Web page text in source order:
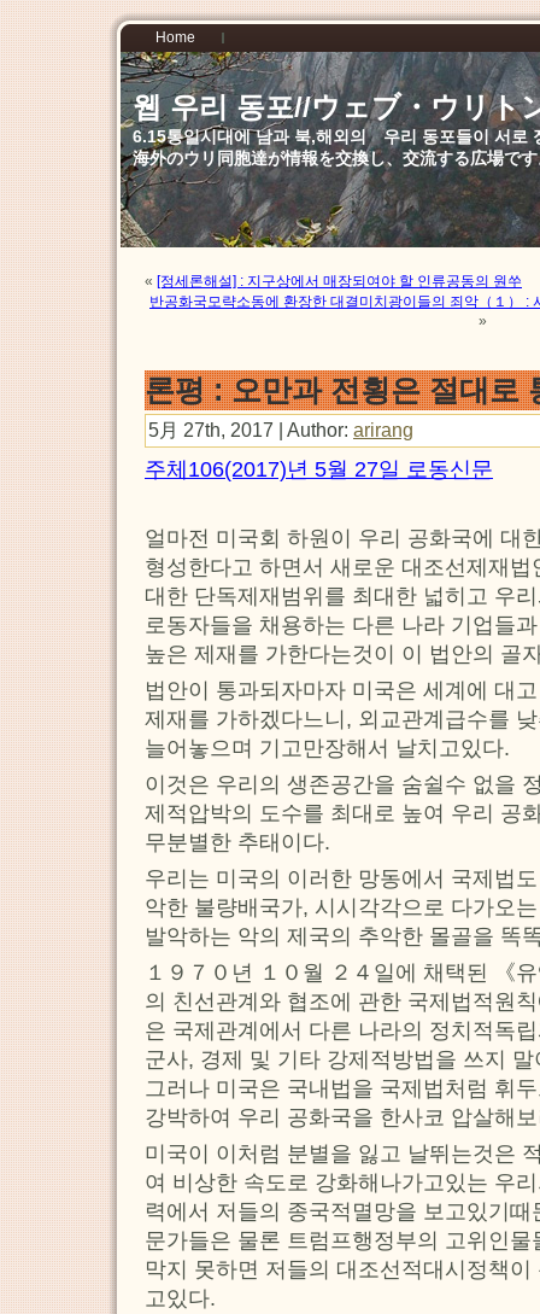
Home
웹 우리 동포//ウェブ・ウリト
6.15통일시대에 남과 북,해외의 우리 동포들이 서로
海外のウリ同胞達が情報を交換し、交流する広場で
« [정세론해설] : 지구상에서 매장되여야 할 인류공동의 원쑤
반공화국모략소동에 환장한 대결미치광이들의 죄악（１） :
»
론평 : 오만과 전횡은 절대로
5月 27th, 2017 | Author: arirang
주체106(2017)년 5월 27일 로동신문
얼마전 미국회 하원이 우리 공화국에 대
형성한다고 하면서 새로운 대조선제재
대한 단독제재범위를 최대한 넓히고 우
로동자들을 채용하는 다른 나라 기업들
높은 제재를 가한다는것이 이 법안의 골
법안이 통과되자마자 미국은 세계에 대
제재를 가하겠다느니, 외교관계급수를
늘어놓으며 기고만장해서 날치고있다.
이것은 우리의 생존공간을 숨쉴수 없을
제적압박의 도수를 최대로 높여 우리 공
무분별한 추태이다.
우리는 미국의 이러한 망동에서 국제법
악한 불량배국가, 시시각각으로 다가오
발악하는 악의 제국의 추악한 몰골을 똑
１９７０년 １０월 ２４일에 채택된 《
의 친선관계와 협조에 관한 국제법적원
은 국제관계에서 다른 나라의 정치적독
군사, 경제 및 기타 강제적방법을 쓰지
그러나 미국은 국내법을 국제법처럼 휘
강박하여 우리 공화국을 한사코 압살해
미국이 이처럼 분별을 잃고 날뛰는것은
여 비상한 속도로 강화해나가고있는 우
력에서 저들의 종국적멸망을 보고있기
문가들은 물론 트럼프행정부의 고위인
막지 못하면 저들의 대조선적대시정책
고있다.